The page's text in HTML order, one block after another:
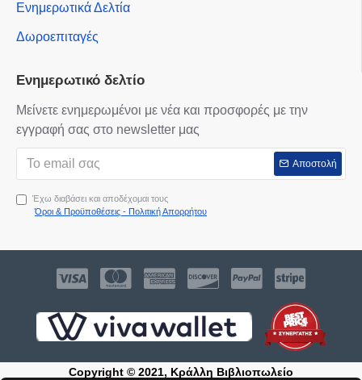
Ενημερωτικά Δελτία
Δωροεπιταγές
Ενημερωτικό δελτίο
Μείνετε ενημερωμένοι με νέα και προσφορές με την
εγγραφή σας στο newsletter μας
Αποστολή
Έχω διαβάσει και αποδέχομαι τους
Όροι & Προϋποθέσεις - Πολιτική Απορρήτου
Copyright © 2021, Κράλλη Βιβλιοπωλείο